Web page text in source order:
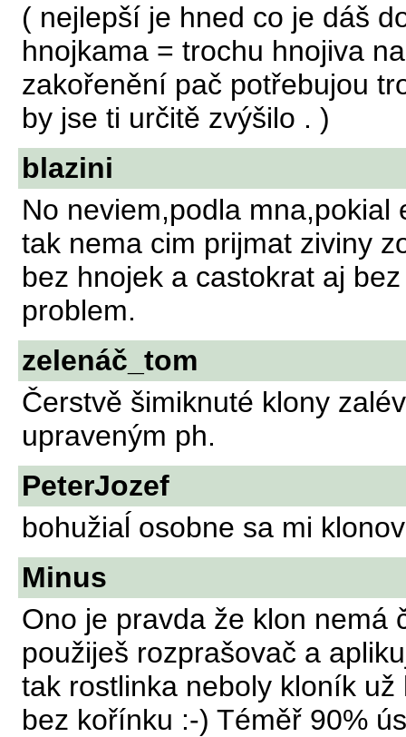
( nejlepší je hned co je dáš
hnojkama = trochu hnojiva
zakořenění pač potřebujou
by jse ti určitě zvýšilo . )
blazini
No neviem,podla
tak nema cim prijmat ziviny
bez hnojek a castokrat aj
problem.
zelenáč_tom
Čerstvě šimiknuté klony
upraveným ph.
PeterJozef
bohužiaĺ osobne sa mi
Minus
Ono je pravda že klon nemá
použiješ rozprašovač a
tak rostlinka neboly kloník
bez kořínku :-) Téměř 90%